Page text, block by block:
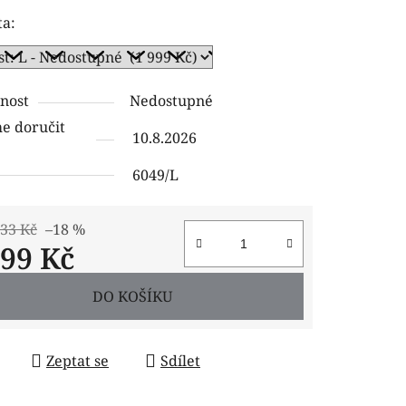
Nedostupné
doručit
10.8.2026
6049/L
Kč –18 %
Kč
DO KOŠÍKU
Zeptat se Sdílet